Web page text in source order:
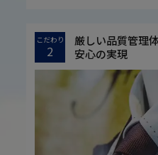
こだわり
2
厳しい品質管理
安心の実現